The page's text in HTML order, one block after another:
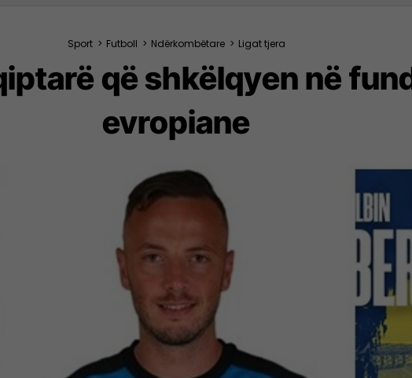
Sport > Futboll > Ndërkombëtare > Ligat tjera
që shkëlqyen në
evropiane